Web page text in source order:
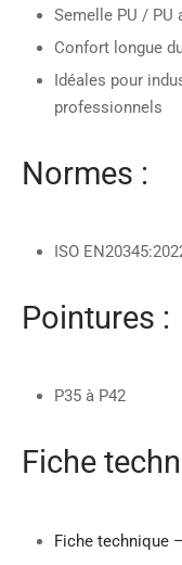
Semelle PU / PU
Confort longue
Idéales pour
professionnels
Normes :
ISO
Pointures :
P35 à P42
Fiche
Fiche technique